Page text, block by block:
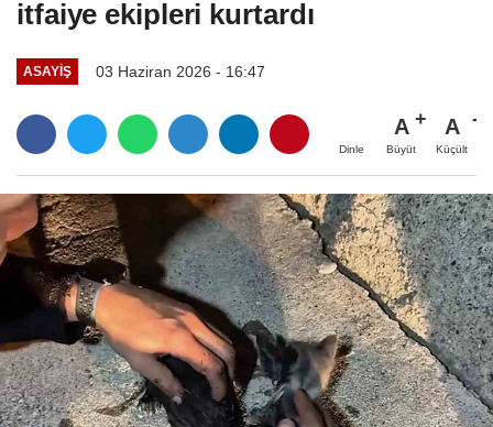
itfaiye ekipleri kurtardı
ASAYIŞ 03 Haziran 2026 - 16:47
Dinle
A
Büyüt
A
Küçült